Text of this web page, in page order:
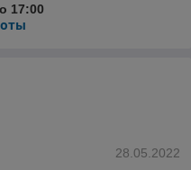
17:00
28.05.2022